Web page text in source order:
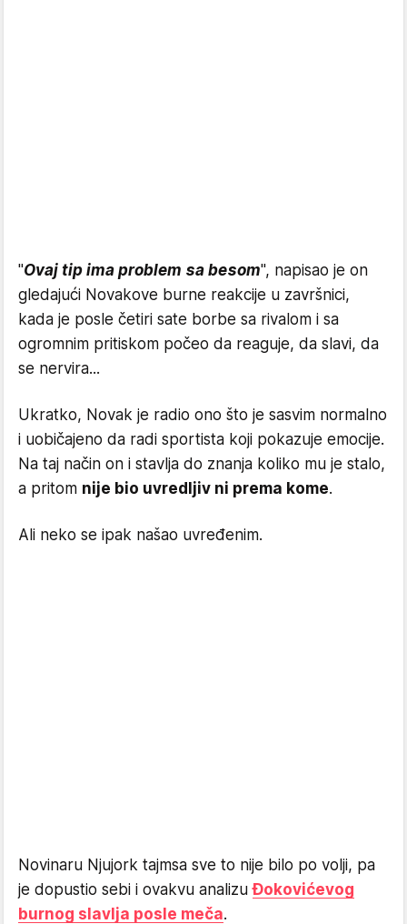
"Ovaj tip ima problem sa besom", napisao je on
gledajući Novakove burne reakcije u završnici,
kada je posle četiri sate borbe sa rivalom i sa
ogromnim pritiskom počeo da reaguje, da slavi, da
se nervira...
Ukratko, Novak je radio ono što je sasvim normalno
i uobičajeno da radi sportista koji pokazuje emocije.
Na taj način on i stavlja do znanja koliko mu je stalo,
a pritom nije bio uvredljiv ni prema kome.
Ali neko se ipak našao uvređenim.
Novinaru Njujork tajmsa sve to nije bilo po volji, pa
je dopustio sebi i ovakvu analizuĐokovićevog
burnog slavlja posle meča.